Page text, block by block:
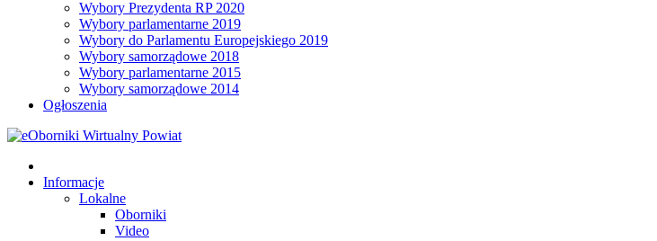
Wybory Prezydenta RP 2020
Wybory parlamentarne 2019
Wybory do Parlamentu Europejskiego 2019
Wybory samorządowe 2018
Wybory parlamentarne 2015
Wybory samorządowe 2014
Ogłoszenia
Informacje
Lokalne
Oborniki
Video